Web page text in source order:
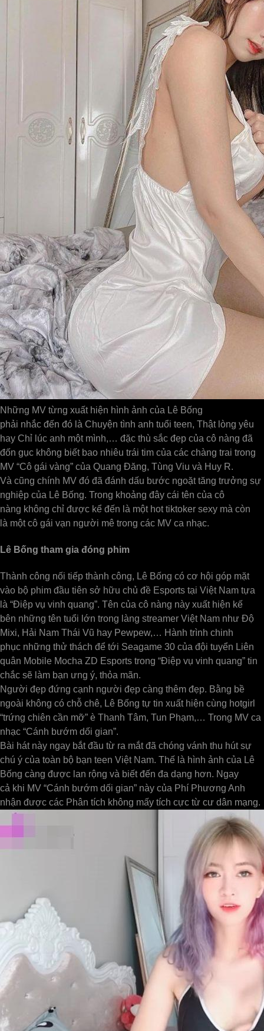
Những MV từng xuất hiện hình ảnh của Lê Bống
phải nhắc đến đó là Chuyện tình anh tuổi teen, Thật lòng yêu
hay Chỉ lúc anh một mình,… đặc thù sắc đẹp của cô nàng đã
đốn gục không biết bao nhiêu trái tim của các chàng trai trong
MV “Cô gái vàng” của Quang Đăng, Tùng Viu và Huy R.
Và cũng chính MV đó đã đánh dấu bước ngoặt tăng trưởng sự
nghiệp của Lê Bống. Trong khoảng đây cái tên của cô
nàng không chỉ được kể đến là một hot tiktoker sexy mà còn
là một cô gái vạn người mê trong các MV ca nhạc.
Lê Bống tham gia đóng phim
Thành công nối tiếp thành công, Lê Bống có cơ hội góp mặt
vào bộ phim đầu tiên sở hữu chủ đề Esports tại Việt Nam tựa
là “Điệp vụ vinh quang”. Tên của cô nàng này xuất hiện kế
bên những tên tuổi lớn trong làng streamer Việt Nam như Độ
Mixi, Hải Nam Thái Vũ hay Pewpew,… Hành trình chinh
phục những thử thách để tới Seagame 30 của đội tuyển Liên
quân Mobile Mocha ZD Esports trong “Điệp vụ vinh quang” tin
chắc sẽ làm bạn ưng ý, thỏa mãn.
Người đẹp đứng cạnh người đẹp càng thêm đẹp. Bằng bề
ngoài không có chỗ chê, Lê Bống tự tin xuất hiện cùng hotgirl
“trứng chiên cần mỡ” è Thanh Tâm, Tun Phạm,… Trong MV ca
nhạc “Cánh bướm dối gian”.
Bài hát này ngay bắt đầu từ ra mắt đã chóng vánh thu hút sự
chú ý của toàn bộ bạn teen Việt Nam. Thế là hình ảnh của Lê
Bống càng được lan rộng và biết đến đa dạng hơn. Ngay
cả khi MV “Cánh bướm dối gian” này của Phí Phương Anh
nhận được các Phân tích không mấy tích cực từ cư dân mạng.